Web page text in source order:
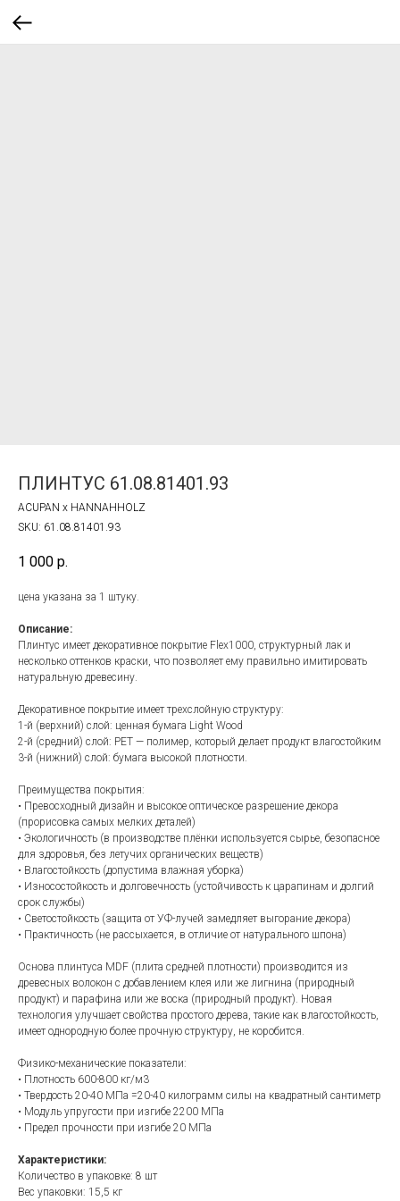
ПЛИНТУС 61.08.81401.93
ACUPAN x HANNAHHOLZ
SKU: 61.08.81401.93
1 000 р.
цена указана за 1 штуку.
Описание:
Плинтус имеет декоративное покрытие Flex1000, структурный лак и
несколько оттенков краски, что позволяет ему правильно имитировать
натуральную древесину.
Декоративное покрытие имеет трехслойную структуру:
1-й (верхний) слой: ценная бумага Light Wood
2-й (средний) слой: PET — полимер, который делает продукт влагостойким
3-й (нижний) слой: бумага высокой плотности.
Преимущества покрытия:
• Превосходный дизайн и высокое оптическое разрешение декора
(прорисовка самых мелких деталей)
• Экологичность (в производстве плёнки используется сырье, безопасное
для здоровья, без летучих органических веществ)
• Влагостойкость (допустима влажная уборка)
• Износостойкость и долговечность (устойчивость к царапинам и долгий
срок службы)
• Светостойкость (защита от УФ-лучей замедляет выгорание декора)
• Практичность (не рассыхается, в отличие от натурального шпона)
Основа плинтуса MDF (плита средней плотности) производится из
древесных волокон с добавлением клея или же лигнина (природный
продукт) и парафина или же воска (природный продукт). Новая
технология улучшает свойства простого дерева, такие как влагостойкость,
имеет однородную более прочную структуру, не коробится.
Физико-механические показатели:
• Плотность 600-800 кг/м3
• Твердость 20-40 МПа =20-40 килограмм силы на квадратный сантиметр
• Модуль упругости при изгибе 2200 МПа
• Предел прочности при изгибе 20 МПа
Характеристики:
Количество в упаковке: 8 шт
Вес упаковки: 15,5 кг